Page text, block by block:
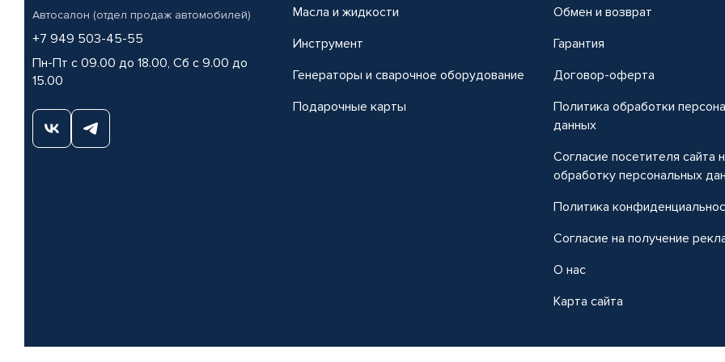
Автосалон (отдел продаж автомобилей)
+7 949 503-45-55
Пн-Пт с 09.00 до 18.00, Сб с 9.00 до
15.00
Масла и жидкости
Инструмент
Генераторы и сварочное оборудование
Подарочные карты
Обмен и возврат
Гарантия
Договор-оферта
Политика обработки
данных
Согласие посетителя сайта
обработку персональных
Политика
Согласие на получение
О нас
Карта сайта